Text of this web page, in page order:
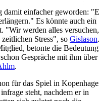
damit einfacher geworden:
Es könnte auch ein
"Wir werden alles versuchen,
Stress", so Gislason.
betonte die Bedeutung
Gespräche mit ihm über
.
für das Spiel in
steht, nachdem er in